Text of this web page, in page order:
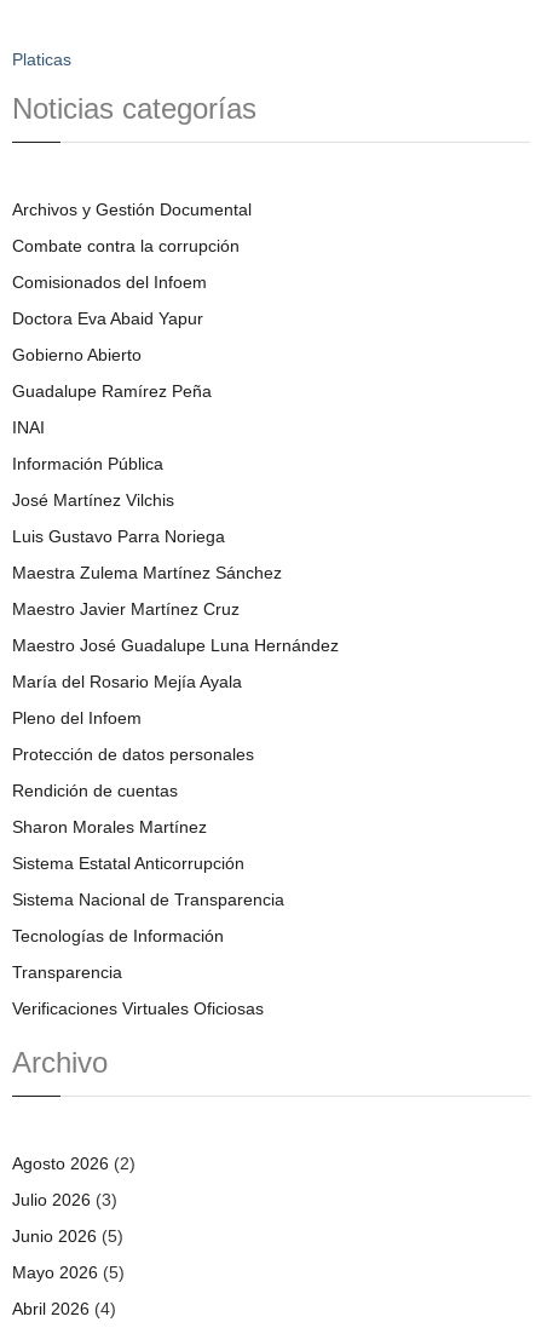
Platicas
Noticias categorías
Archivos y Gestión Documental
Combate contra la corrupción
Comisionados del Infoem
Doctora Eva Abaid Yapur
Gobierno Abierto
Guadalupe Ramírez Peña
INAI
Información Pública
José Martínez Vilchis
Luis Gustavo Parra Noriega
Maestra Zulema Martínez Sánchez
Maestro Javier Martínez Cruz
Maestro José Guadalupe Luna Hernández
María del Rosario Mejía Ayala
Pleno del Infoem
Protección de datos personales
Rendición de cuentas
Sharon Morales Martínez
Sistema Estatal Anticorrupción
Sistema Nacional de Transparencia
Tecnologías de Información
Transparencia
Verificaciones Virtuales Oficiosas
Archivo
Agosto 2026 (2)
Julio 2026 (3)
Junio 2026 (5)
Mayo 2026 (5)
Abril 2026 (4)